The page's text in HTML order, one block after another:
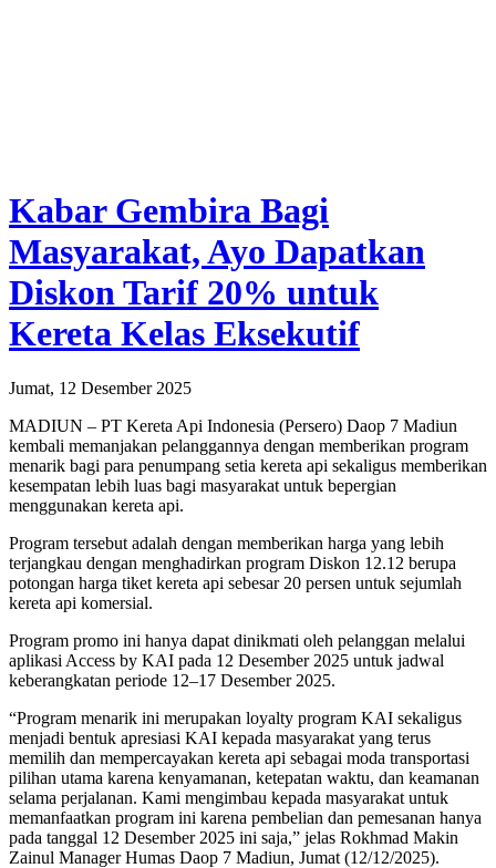
Kabar Gembira Bagi
Masyarakat, Ayo Dapatkan
Diskon Tarif 20% untuk
Kereta Kelas Eksekutif
Jumat, 12 Desember 2025
MADIUN – PT Kereta Api Indonesia (Persero) Daop 7 Madiun
kembali memanjakan pelanggannya dengan memberikan program
menarik bagi para penumpang setia kereta api sekaligus memberikan
kesempatan lebih luas bagi masyarakat untuk bepergian
menggunakan kereta api.
Program tersebut adalah dengan memberikan harga yang lebih
terjangkau dengan menghadirkan program Diskon 12.12 berupa
potongan harga tiket kereta api sebesar 20 persen untuk sejumlah
kereta api komersial.
Program promo ini hanya dapat dinikmati oleh pelanggan melalui
aplikasi Access by KAI pada 12 Desember 2025 untuk jadwal
keberangkatan periode 12–17 Desember 2025.
“Program menarik ini merupakan loyalty program KAI sekaligus
menjadi bentuk apresiasi KAI kepada masyarakat yang terus
memilih dan mempercayakan kereta api sebagai moda transportasi
pilihan utama karena kenyamanan, ketepatan waktu, dan keamanan
selama perjalanan. Kami mengimbau kepada masyarakat untuk
memanfaatkan program ini karena pembelian dan pemesanan hanya
pada tanggal 12 Desember 2025 ini saja,” jelas Rokhmad Makin
Zainul Manager Humas Daop 7 Madiun, Jumat (12/12/2025).